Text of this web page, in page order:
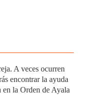
A veces ocurren
encontrar la ayuda
en la Orden de Ayala